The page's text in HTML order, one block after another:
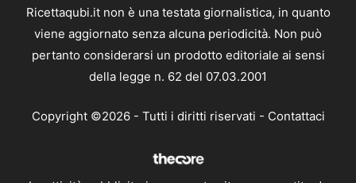
Ricettaqubi.it non è una testata giornalistica, in quanto
viene aggiornato senza alcuna periodicità. Non può
pertanto considerarsi un prodotto editoriale ai sensi
della legge n. 62 del 07.03.2001
Copyright ©2026 - Tutti i diritti riservati - Contattaci